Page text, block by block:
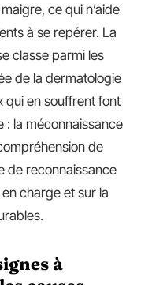
ce qui n’aide
à se repérer. La
classe parmi les
de la dermatologie
qui en souffrent font
: la méconnaissance
de
de reconnaissance
charge et sur la
à